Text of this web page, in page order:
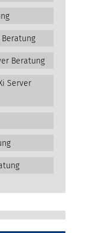
Beratung
Server